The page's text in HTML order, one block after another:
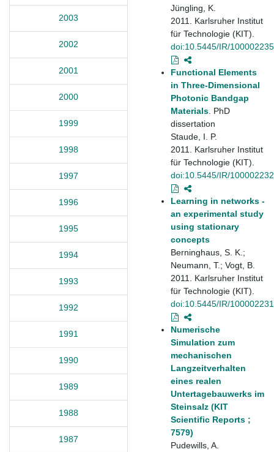
2003
2002
2001
2000
1999
1998
1997
1996
1995
1994
1993
1992
1991
1990
1989
1988
1987
Jüngling, K.
2011. Karlsruher Institut
für Technologie (KIT).
doi:10.5445/IR/
Functional Elements
in Three-Dimensional
Photonic Bandgap
Materials . PhD
dissertation
Staude, I. P.
2011. Karlsruher Institut
für Technologie (KIT).
doi:10.5445/IR/
Learning in networks -
an experimental study
using stationary
concepts
Berninghaus, S. K.;
Neumann, T.; Vogt, B.
2011. Karlsruher Institut
für Technologie (KIT).
doi:10.5445/IR/
Numerische
Simulation zum
mechanischen
Langzeitverhalten
eines realen
Untertagebauwerks im
Steinsalz (KIT
Scientific Reports ;
7579)
Pudewills, A.